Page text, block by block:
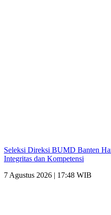
Seleksi Direksi BUMD Banten
Integritas dan Kompetensi
7 Agustus 2026 | 17:48 WIB